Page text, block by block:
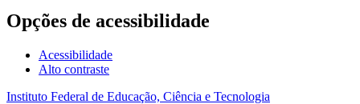
Acesso à informação
Opções de acessibilidade
Acessibilidade
Alto contraste
Instituto Federal de Educação, Ciência e Tecnologia